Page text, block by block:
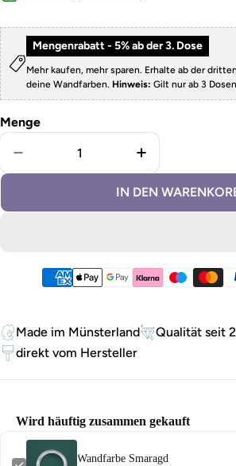
Mengenrabatt - 5% ab der 3. Dose
Mehr kaufen, mehr sparen. Erhalte ab der
deine Wandfarben. Hinweis: Gilt nur ab 3
Menge
Menge für Wandfarbe Smaragd
Menge für
IN DEN
Zahlungsmethoden
Made im Münsterland
Qualität seit
direkt vom Hersteller
Wird häuftig zusammen gekauft
Wandfarbe Smaragd